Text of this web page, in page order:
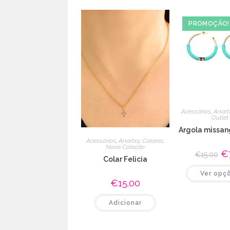
Acessórios,Anartxy,Colares,
Nova Coleção
Colar Felicia
€15.00
Adicionar
PROMOÇÃO!
Acessórios,
Outlet
Argola
€15.00 O
€
Ver